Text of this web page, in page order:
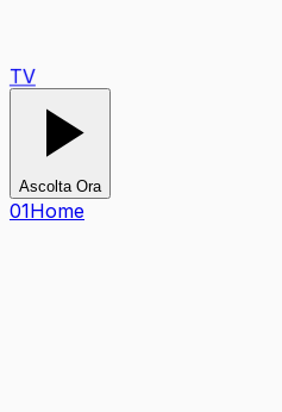
Ascolta Ora
01Home